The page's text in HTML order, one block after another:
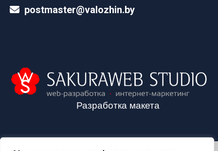
postmaster@valozhin.by
Разработка макета